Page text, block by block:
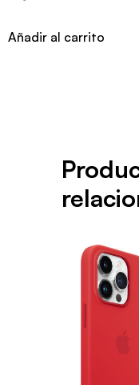
Añadir al carrito